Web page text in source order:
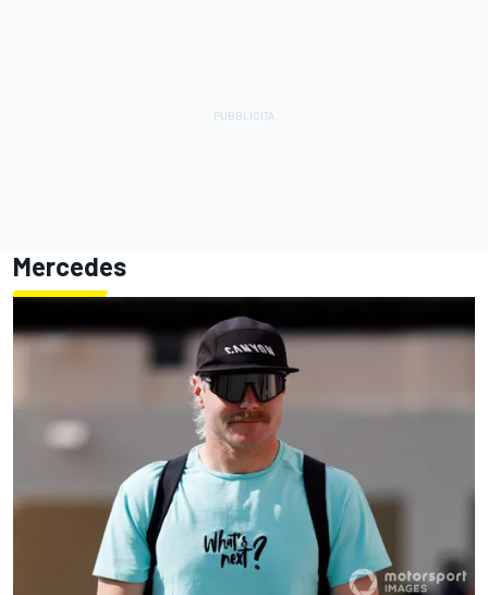
Mercedes